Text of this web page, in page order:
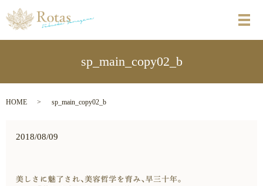
メ
sp_main_copy02_b
HOME sp_main_copy02_b
2018/08/09